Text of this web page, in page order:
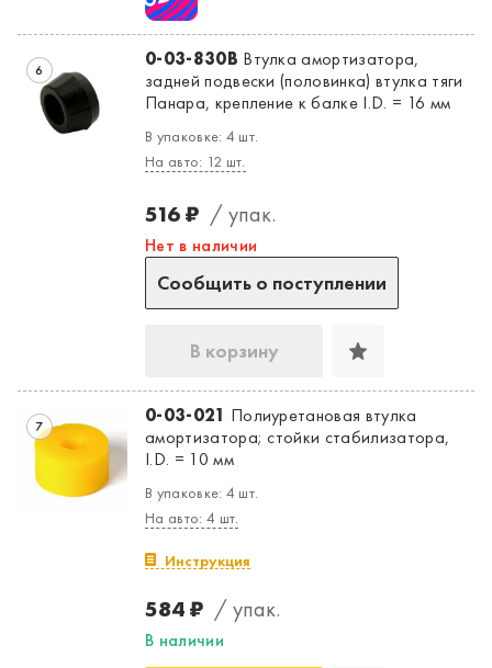
6 0-03-830B Втулка амортизатора,
задней подвески (половинка) втулка тяги
Панара, крепление к балке I.D. = 16 мм
В упаковке: 4 шт.
На авто: 12 шт.
516 ₽ / упак.
Нет в наличии
Сообщить о поступлении
В корзину
7 0-03-021 Полиуретановая втулка
амортизатора; стойки стабилизатора,
I.D. = 10 мм
В упаковке: 4 шт.
На авто: 4 шт.
Инструкция
584 ₽ / упак.
В наличии